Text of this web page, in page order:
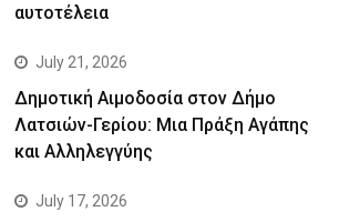
αυτοτέλεια
July 21, 2026
Δημοτική Αιμοδοσία στον Δήμο
Λατσιών-Γερίου: Μια Πράξη Αγάπης
και Αλληλεγγύης
July 17, 2026